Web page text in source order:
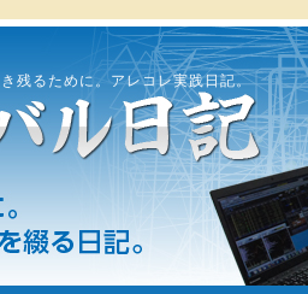
残るために。アレコレ実践日記。